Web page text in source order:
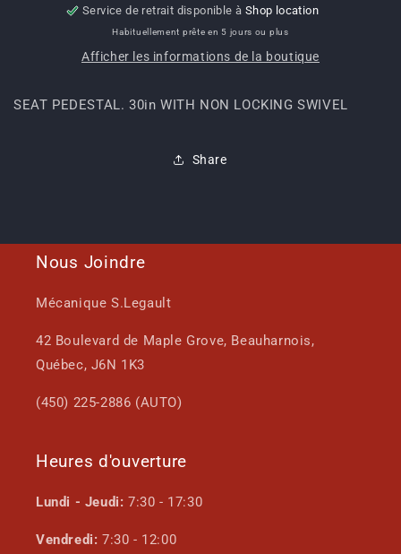
LOCKING
SWIVEL
LOCKING
SWIVEL
Service de retrait disponible à Shop location
Habituellement prête en 5 jours ou plus
Afficher les informations de la boutique
SEAT PEDESTAL. 30in WITH NON LOCKING SWIVEL
Share
Nous Joindre
Mécanique S.Legault
42 Boulevard de Maple Grove, Beauharnois,
Québec, J6N 1K3
(450) 225-2886 (AUTO)
Heures d'ouverture
Lundi - Jeudi: 7:30 - 17:30
Vendredi: 7:30 - 12:00